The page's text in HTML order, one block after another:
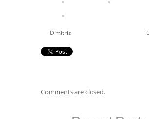
Dimitris
Comments are closed.